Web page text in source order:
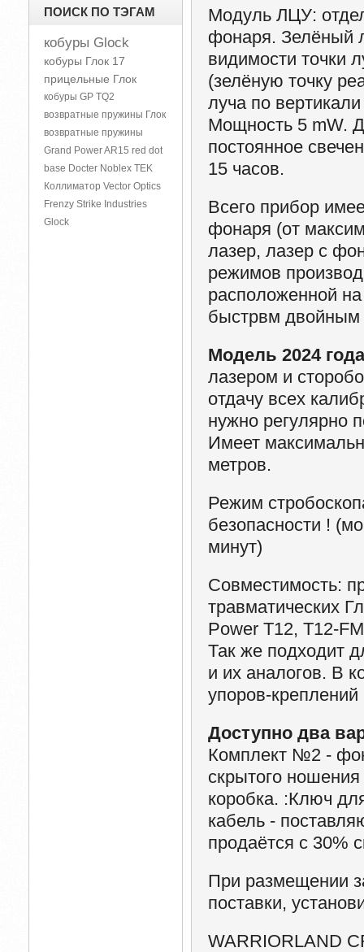
ПОИСК ПО ТЭГАМ
кобуры Glock
кобуры Глок 17
прицельные Глок
кобуры GP TQ2
возвратные пружины Глок
возвратные пружины
Grand PowerAR15 red dot
base Docter Noblex TEK
Коллиматор Vector Optics
Frenzy Strike Industries
Glock
Модуль ЛЦУ:
фонаря. Зелёный
видимости точки
(зелёную точку
луча по
Мощность 5 mW.
постоянное
15 часов.
Всего прибор
фонаря (от
лазер, лазер с
режимов
расположенной
быстрвм двойным
Модель 2024
лазером и
отдачу всех
нужно регулярно
Имеет
метров.
Режим
безопасности !
минут)
Совместимость:
травматических
Power T12, T12-
Так же подходит
и их аналогов. В
упоров-
Доступно два
Комплект №2 -
скрытого
коробка. :Ключ
кабель -
продаётся с 30%
При размещении
поставки,
WARRIORLAND